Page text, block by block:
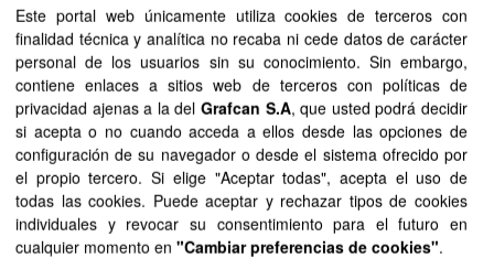
Ordenar por
1 conjunto de datos encontrado
Formatos: CSV SpatiaLite SHP
Etiquetas:
Este portal web únicamente utiliza cookies de terceros con
finalidad técnica y analítica no recaba ni cede datos de carácter
personal de los usuarios sin su conocimiento. Sin embargo,
contiene enlaces a sitios web de terceros con políticas de
privacidad ajenas a la del Grafcan S.A, que usted podrá decidir
si acepta o no cuando acceda a ellos desde las opciones de
configuración de su navegador o desde el sistema ofrecido por
el propio tercero. Si elige "Aceptar todas", acepta el uso de
todas las cookies. Puede aceptar y rechazar tipos de cookies
individuales y revocar su consentimiento para el futuro en
cualquier momento en "Cambiar preferencias de cookies".